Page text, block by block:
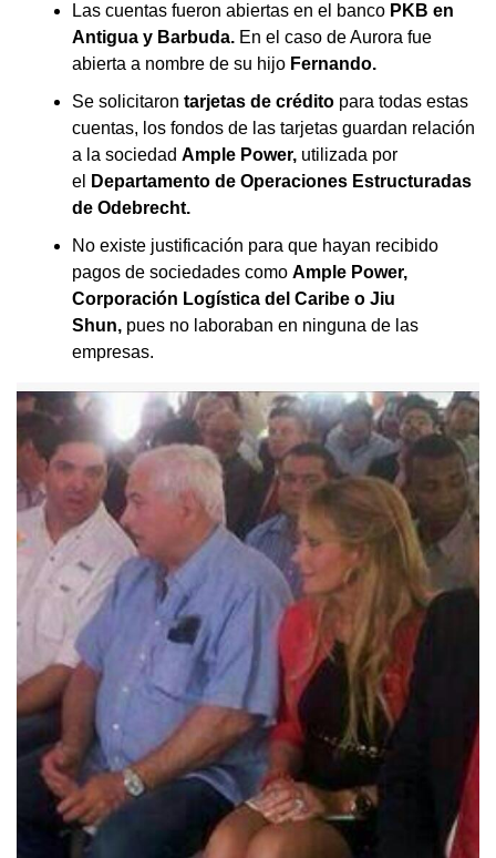
Las cuentas fueron abiertas en el banco PKB en
Antigua y Barbuda. En el caso de Aurora fue
abierta a nombre de su hijo Fernando.
Se solicitaron tarjetas de crédito para todas estas
cuentas, los fondos de las tarjetas guardan relación
a la sociedad Ample Power, utilizada por
el
Departamento de Operaciones Estructuradas
de Odebrecht.
No existe justificación para que hayan recibido
pagos de sociedades como Ample Power,
Corporación Logística del Caribe o Jiu
Shun, pues no laboraban en ninguna de las
empresas.